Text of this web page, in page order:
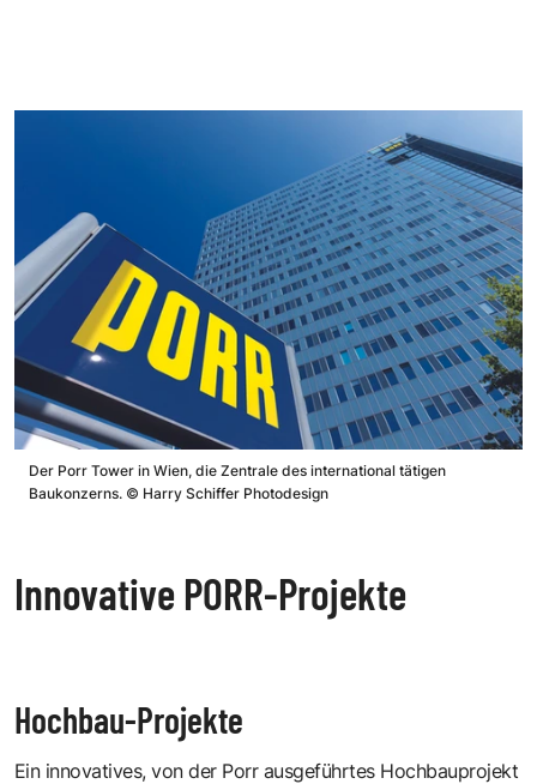
Der Porr Tower in Wien, die Zentrale des international tätigen
Baukonzerns. © Harry Schiffer Photodesign
Innovative PORR-Projekte
Hochbau-Projekte
Ein innovatives, von der Porr ausgeführtes Hochbauprojekt